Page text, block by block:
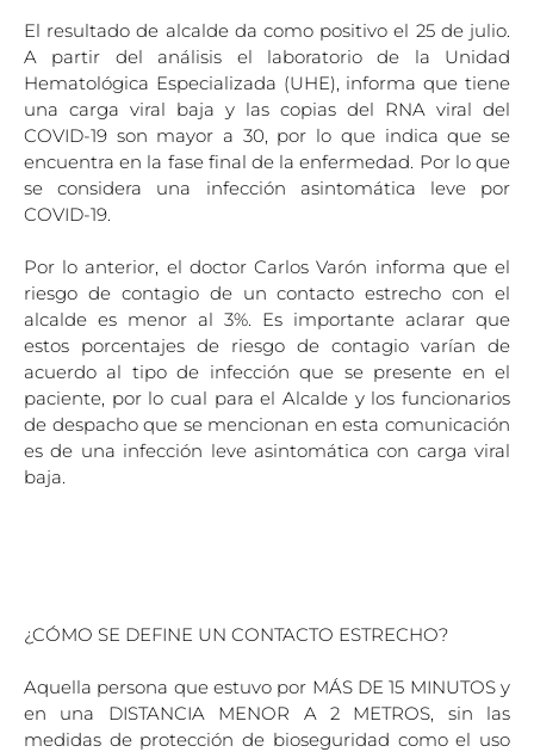
El resultado de alcalde da como positivo el 25 de julio.
A partir del análisis el laboratorio de la Unidad
Hematológica Especializada (UHE), informa que tiene
una carga viral baja y las copias del RNA viral del
COVID-19 son mayor a 30, por lo que indica que se
encuentra en la fase final de la enfermedad. Por lo que
se considera una infección asintomática leve por
COVID-19.
Por lo anterior, el doctor Carlos Varón informa que el
riesgo de contagio de un contacto estrecho con el
alcalde es menor al 3%. Es importante aclarar que
estos porcentajes de riesgo de contagio varían de
acuerdo al tipo de infección que se presente en el
paciente, por lo cual para el Alcalde y los funcionarios
de despacho que se mencionan en esta comunicación
es de una infección leve asintomática con carga viral
baja.
¿CÓMO SE DEFINE UN CONTACTO ESTRECHO?
Aquella persona que estuvo por MÁS DE 15 MINUTOS y
en una DISTANCIA MENOR A 2 METROS, sin las
medidas de protección de bioseguridad como el uso